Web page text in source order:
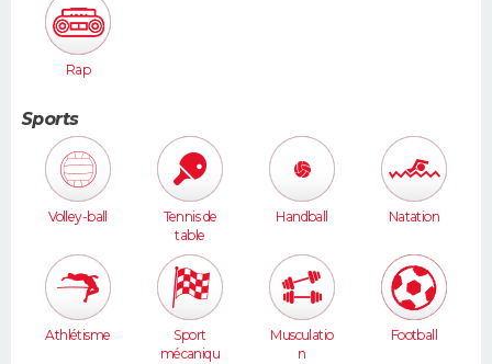
Rap
Sports
Volley-ball
Tennis de
table
Handball Natation
Athlétisme
Sport
mécaniqu
Musculatio
n
Football